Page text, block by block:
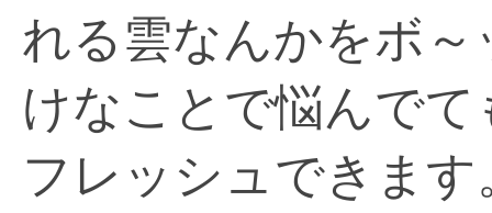
れる雲なんかをボ
けなことで悩んで
フレッシュできま